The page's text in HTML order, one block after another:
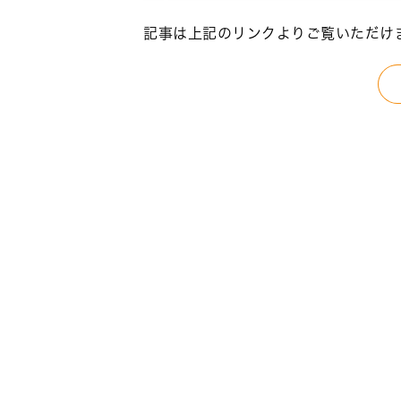
記事は上記のリンクよりご覧いただけ